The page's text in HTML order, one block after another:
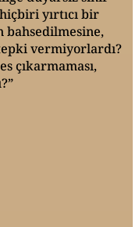
yırtıcı bir
bahsedilmesine,
vermiyorlardı?
çıkarmaması,